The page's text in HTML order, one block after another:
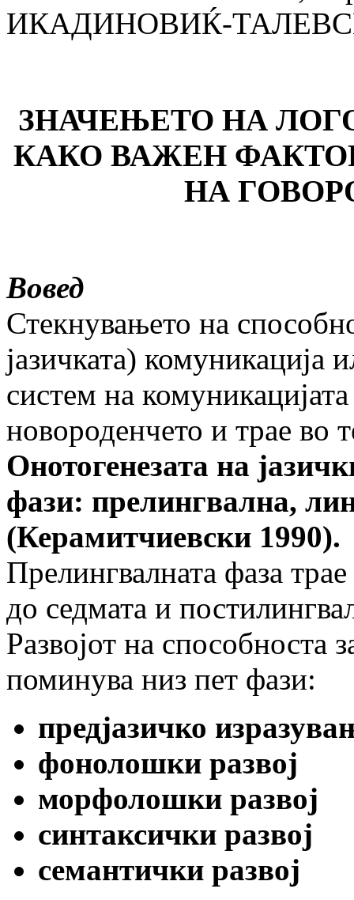
ИКАДИНОВИЌ-
ЗНАЧЕЊЕТО НА
КАКО ВАЖЕН
НА
Вовед
Стекнувањето на
јазичката) комуникација
систем на
новороденчето и трае во
Онотогенезата на
фази: прелингвална,
(Керамитчиевски 1990).
Прелингвалната фаза
до седмата и
Развојот на способноста
поминува низ пет фази:
предјазичко
фонолошки развој
морфолошки развој
синтаксички развој
семантички развој